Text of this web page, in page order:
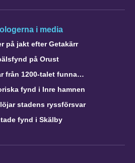
i media
på jakt efter Getakärr
på Orust
från 1200-talet funna…
fynd i Inre hamnen
stadens ryssförsvar
fynd i Skälby